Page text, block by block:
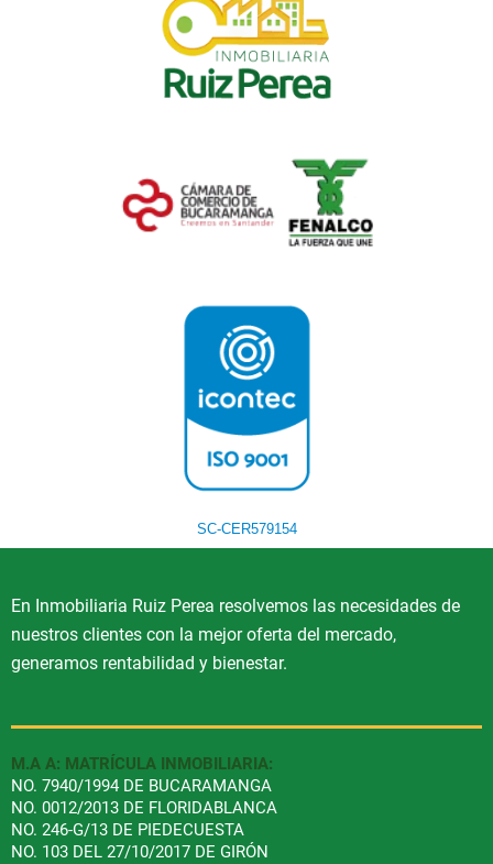
SC-CER579154
En Inmobiliaria Ruiz Perea resolvemos las necesidades de
nuestros clientes con la mejor oferta del mercado,
generamos rentabilidad y bienestar.
M.A A: MATRÍCULA INMOBILIARIA:
NO. 7940/1994 DE BUCARAMANGA
NO. 0012/2013 DE FLORIDABLANCA
NO. 246-G/13 DE PIEDECUESTA
NO. 103 DEL 27/10/2017 DE GIRÓN